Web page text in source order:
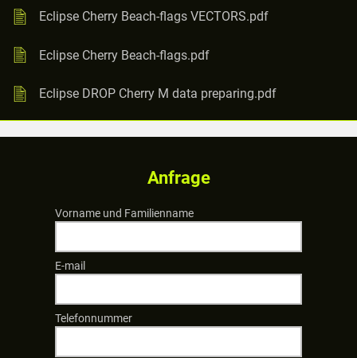
Eclipse Cherry Beach-flags VECTORS.pdf
Eclipse Cherry Beach-flags.pdf
Eclipse DROP Cherry M data preparing.pdf
Anfrage
Vorname und Familienname
E-mail
Telefonnummer